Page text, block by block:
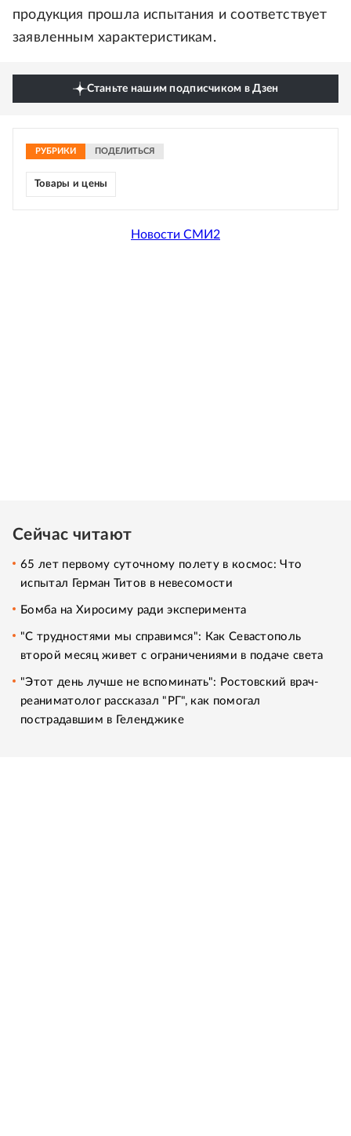
продукция прошла испытания и соответствует
заявленным характеристикам.
Станьте нашим подписчиком в Дзен
РУБРИКИ ПОДЕЛИТЬСЯ
Товары и цены
Новости СМИ2
Сейчас читают
65 лет первому суточному полету в космос: Что
испытал Герман Титов в невесомости
Бомба на Хиросиму ради эксперимента
"С трудностями мы справимся": Как Севастополь
второй месяц живет с ограничениями в подаче света
"Этот день лучше не вспоминать": Ростовский врач-
реаниматолог рассказал "РГ", как помогал
пострадавшим в Геленджике